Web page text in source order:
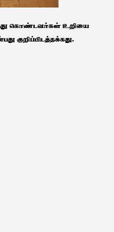
கொண்டவர்கள் உறியை
குறிப்பிடத்தக்கது.